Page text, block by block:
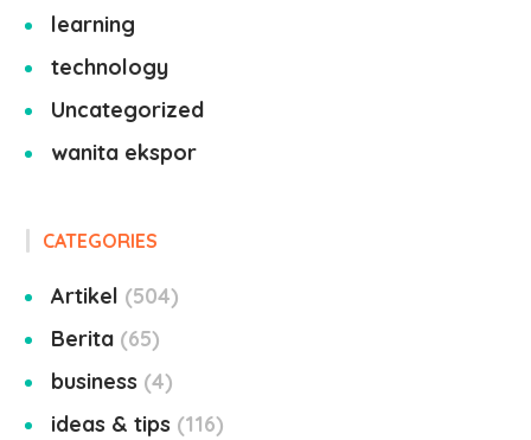
learning
technology
Uncategorized
wanita ekspor
CATEGORIES
Artikel
504
Berita 65
business 4
ideas & tips
116